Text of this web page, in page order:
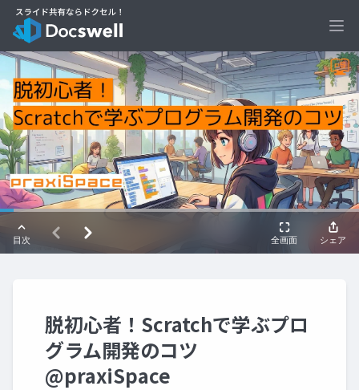
脱初心者！Scratchで学ぶプロ
グラム開発のコツ
@praxiSpace